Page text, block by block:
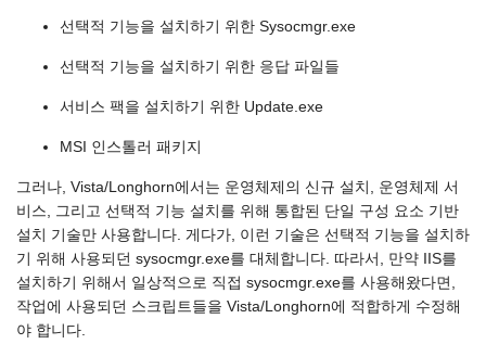
선택적 기능을 설치하기 위한 Sysocmgr.exe
선택적 기능을 설치하기 위한 응답 파일들
서비스 팩을 설치하기 위한 Update.exe
MSI 인스톨러 패키지
그러나, Vista/Longhorn에서는 운영체제의 신규 설치, 운영체제 서
비스, 그리고 선택적 기능 설치를 위해 통합된 단일 구성 요소 기반
설치 기술만 사용합니다. 게다가, 이런 기술은 선택적 기능을 설치하
기 위해 사용되던 sysocmgr.exe를 대체합니다. 따라서, 만약 IIS를
설치하기 위해서 일상적으로 직접 sysocmgr.exe를 사용해왔다면,
작업에 사용되던 스크립트들을 Vista/Longhorn에 적합하게 수정해
야 합니다.